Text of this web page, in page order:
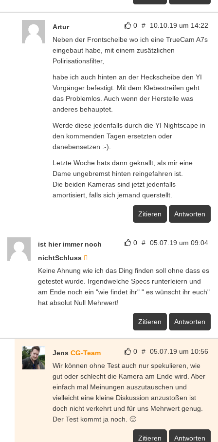
0 # 10.10.19 um 14:22
Artur
Neben der Frontscheibe wo ich eine TrueCam A7s
eingebaut habe, mit einem zusätzlichen
Polirisationsfilter,
habe ich auch hinten an der Heckscheibe den YI
Vorgänger befestigt. Mit dem Klebestreifen geht
das Problemlos. Auch wenn der Herstelle was
anderes behauptet.
Werde diese jedenfalls durch die YI Nightscape in
den kommenden Tagen ersetzten oder
danebensetzen :-).
Letzte Woche hats dann geknallt, als mir eine
Dame ungebremst hinten reingefahren ist.
Die beiden Kameras sind jetzt jedenfalls
amortisiert, falls sich jemand querstellt.
Zitieren Antworten
0 # 05.07.19 um 09:04
ist hier immer noch
nichtSchluss
Keine Ahnung wie ich das Ding finden soll ohne dass es
getestet wurde. Irgendwelche Specs runterleiern und
am Ende noch ein "wie findet ihr" " es wünscht ihr euch"
hat absolut Null Mehrwert!
Zitieren Antworten
0 # 05.07.19 um 10:56
Jens CG-Team
Wir können ohne Test auch nur spekulieren, wie
gut oder schlecht die Kamera am Ende wird. Aber
einfach mal Meinungen auszutauschen und
vielleicht eine kleine Diskussion anzustoßen ist
doch nicht verkehrt und für uns Mehrwert genug.
Der Test kommt ja noch. 🙂
Zitieren Antworten